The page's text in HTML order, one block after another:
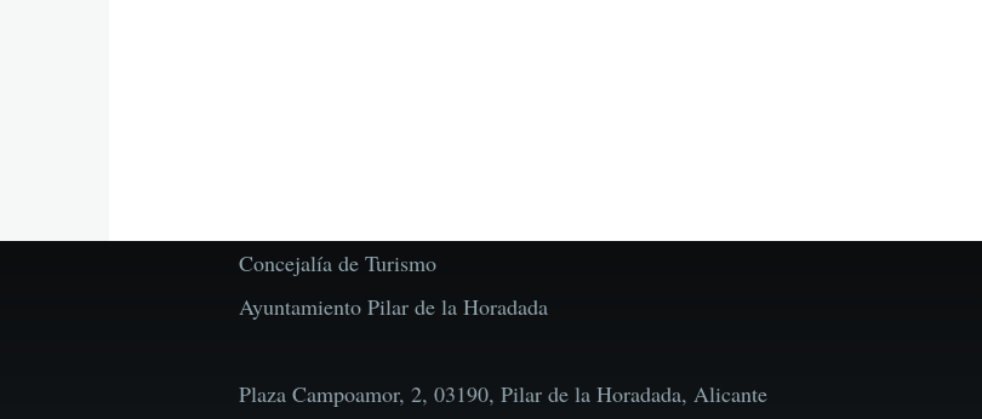
Concejalía de Turismo
Ayuntamiento Pilar de la Horadada
Plaza Campoamor, 2, 03190, Pilar de la Horadada, Alicante